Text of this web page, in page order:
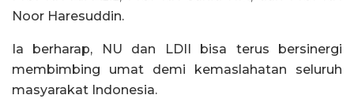
Noor Haresuddin.
Ia berharap, NU dan LDII bisa terus bersinergi
membimbing umat demi kemaslahatan seluruh
masyarakat Indonesia.